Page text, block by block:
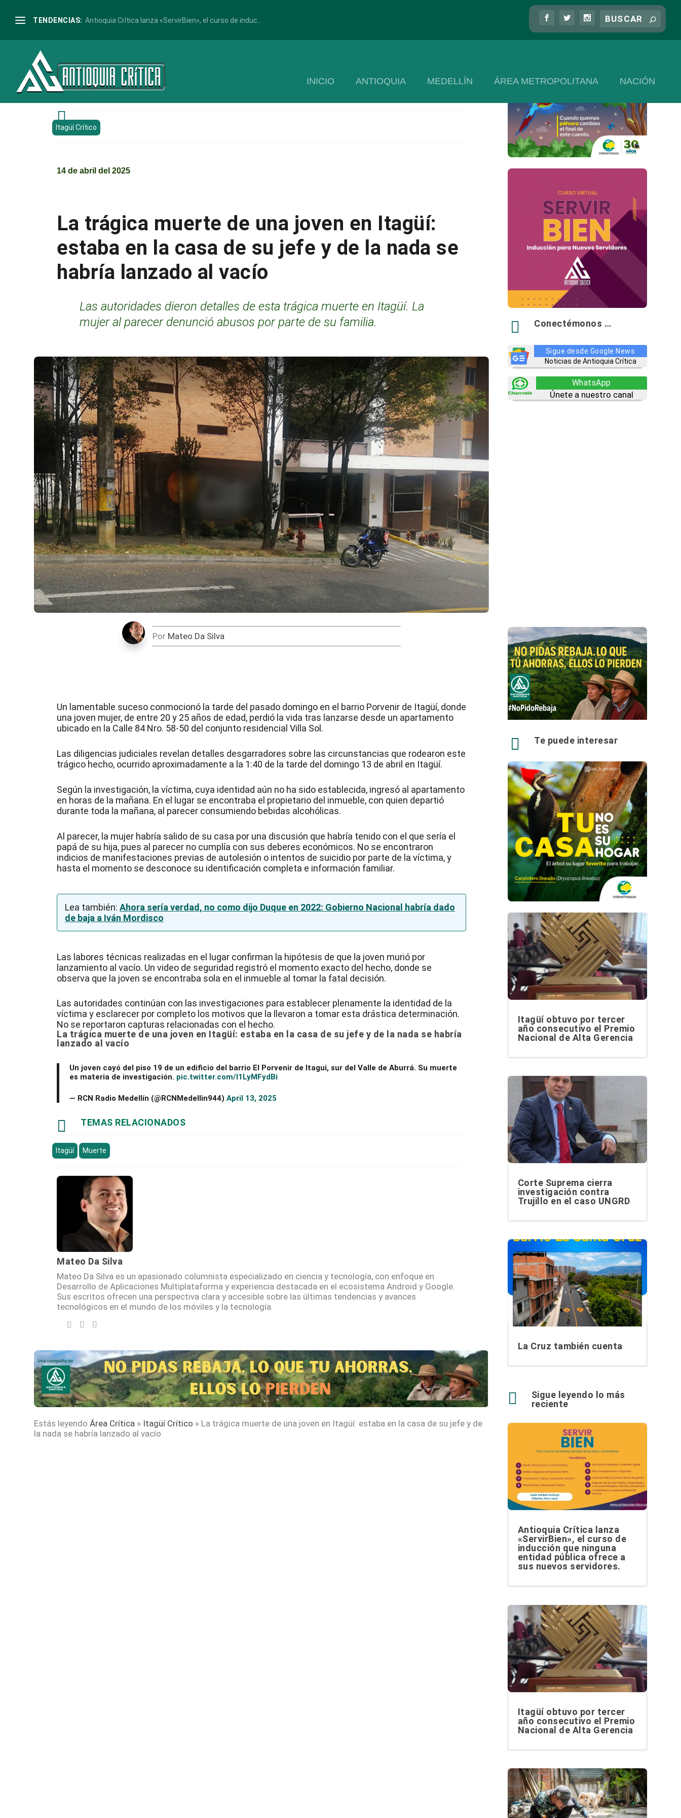
TENDENCIAS: Antioquia Crítica lanza «ServirBien», el curso de induc...
INICIO ANTIOQUIA MEDELLÍN ÁREA METROPOLITANA NACIÓN

Itagüí Crítico
14 de abril del 2025
La trágica muerte de una joven en Itagüí:
estaba en la casa de su jefe y de la nada se
habría lanzado al vacío
Las autoridades dieron detalles de esta trágica muerte en Itagüí. La
mujer al parecer denunció abusos por parte de su familia.
Por Mateo Da Silva
Un lamentable suceso conmocionó la tarde del pasado domingo en el barrio Porvenir de Itagüí, donde
una joven mujer, de entre 20 y 25 años de edad, perdió la vida tras lanzarse desde un apartamento
ubicado en la Calle 84 Nro. 58-50 del conjunto residencial Villa Sol.
Las diligencias judiciales revelan detalles desgarradores sobre las circunstancias que rodearon este
trágico hecho, ocurrido aproximadamente a la 1:40 de la tarde del domingo 13 de abril en Itagüí.
Según la investigación, la víctima, cuya identidad aún no ha sido establecida, ingresó al apartamento
en horas de la mañana. En el lugar se encontraba el propietario del inmueble, con quien departió
durante toda la mañana, al parecer consumiendo bebidas alcohólicas.
Al parecer, la mujer habría salido de su casa por una discusión que habría tenido con el que sería el
papá de su hija, pues al parecer no cumplía con sus deberes económicos. No se encontraron
indicios de manifestaciones previas de autolesión o intentos de suicidio por parte de la víctima, y
hasta el momento se desconoce su identificación completa e información familiar.
Lea también:Ahora sería verdad, no como dijo Duque en 2022: Gobierno Nacional habría dado
de baja a Iván Mordisco
Las labores técnicas realizadas en el lugar confirman la hipótesis de que la joven murió por
lanzamiento al vacío. Un video de seguridad registró el momento exacto del hecho, donde se
observa que la joven se encontraba sola en el inmueble al tomar la fatal decisión.
Las autoridades continúan con las investigaciones para establecer plenamente la identidad de la
víctima y esclarecer por completo los motivos que la llevaron a tomar esta drástica determinación.
No se reportaron capturas relacionadas con el hecho.
La trágica muerte de una joven en Itagüí: estaba en la casa de su jefe y de la nada se habría
lanzado al vacío
Un joven cayó del piso 19 de un edificio del barrio El Porvenir de Itagui, sur del Valle de Aburrá. Su muerte
es materia de investigación. pic.twitter.com/l1LyMFydBi
— RCN Radio Medellín (@RCNMedellin944)April 13, 2025
 TEMAS RELACIONADOS
Itagüí Muerte
Mateo Da Silva
Mateo Da Silva es un apasionado columnista especializado en ciencia y tecnología, con enfoque en
Desarrollo de Aplicaciones Multiplataforma y experiencia destacada en el ecosistema Android y Google.
Sus escritos ofrecen una perspectiva clara y accesible sobre las últimas tendencias y avances
tecnológicos en el mundo de los móviles y la tecnología.
Estás leyendo Área Crítica » Itagüí Crítico » La trágica muerte de una joven en Itagüí: estaba en la casa de su jefe y de
la nada se habría lanzado al vacío
 Conectémonos …
Sigue desde Google News
Noticias de Antioquia Crítica
WhatsApp
Únete a nuestro canal
 Te puede interesar
Itagüí obtuvo por tercer
año consecutivo el Premio
Nacional de Alta Gerencia
Corte Suprema cierra
investigación contra
Trujillo en el caso UNGRD
La Cruz también cuenta

Sigue leyendo lo más
reciente
Antioquia Crítica lanza
«ServirBien», el curso de
inducción que ninguna
entidad pública ofrece a
sus nuevos servidores.
Itagüí obtuvo por tercer
año consecutivo el Premio
Nacional de Alta Gerencia